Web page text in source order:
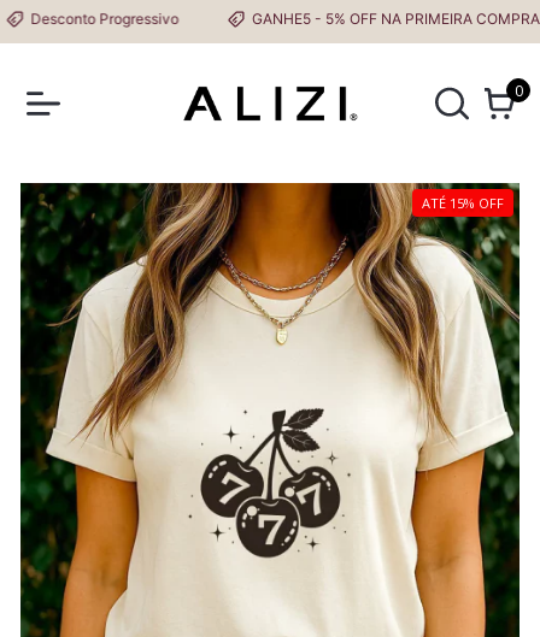
Desconto Progressivo GANHE5 - 5% OFF NA PRIMEIRA COMPRA
0
ATÉ 15% OFF